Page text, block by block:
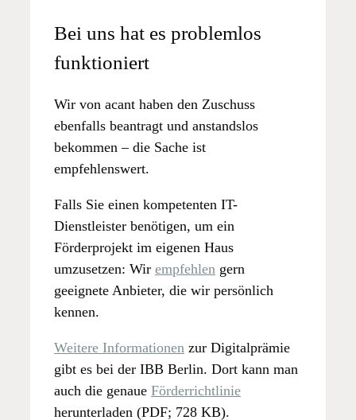
Bei uns hat es problemlos
funktioniert
Wir von acant haben den Zuschuss
ebenfalls beantragt und anstandslos
bekommen – die Sache ist
empfehlenswert.
Falls Sie einen kompetenten IT-
Dienstleister benötigen, um ein
Förderprojekt im eigenen Haus
umzusetzen: Wir empfehlen gern
geeignete Anbieter, die wir persönlich
kennen.
Weitere Informationen zur Digitalprämie
gibt es bei der IBB Berlin. Dort kann man
auch die genaue Förderrichtlinie
herunterladen (PDF; 728 KB).